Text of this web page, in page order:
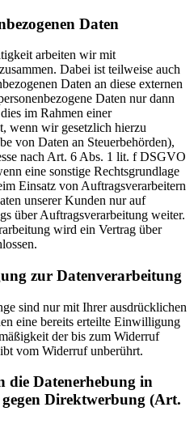
Daten
arbeiten wir mit
Dabei ist teilweise auch
Daten an diese externen
Daten nur dann
im Rahmen einer
wenn wir gesetzlich hierzu
von Daten an Steuerbehörden),
nach Art. 6 Abs. 1 lit. f DSGVO
eine sonstige Rechtsgrundlage
Einsatz von Auftragsverarbeitern
unserer Kunden nur auf
über Auftragsverarbeitung weiter.
wird ein Vertrag über
zur Datenverarbeitung
sind nur mit Ihrer ausdrücklichen
eine bereits erteilte Einwilligung
der bis zum Widerruf
vom Widerruf unberührt.
die Datenerhebung in
gegen Direktwerbung (Art.